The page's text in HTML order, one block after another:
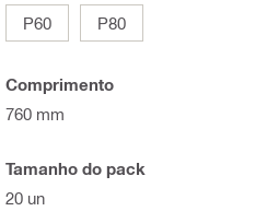
P60
P80
Comprimento
760 mm
Tamanho do pack
20 un